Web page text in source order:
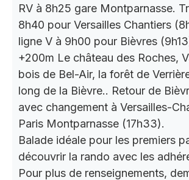
RV à 8h25 gare Montparnasse.
8h40 pour Versailles Chantiers
ligne V à 9h00 pour Bièvres
+200m Le château des Roches,
bois de Bel-Air, la forêt de
long de la Bièvre.. Retour de
avec changement à Versailles-
Paris Montparnasse (17h33).
Balade idéale pour les premiers
découvrir la rando avec les
Pour plus de renseignements,